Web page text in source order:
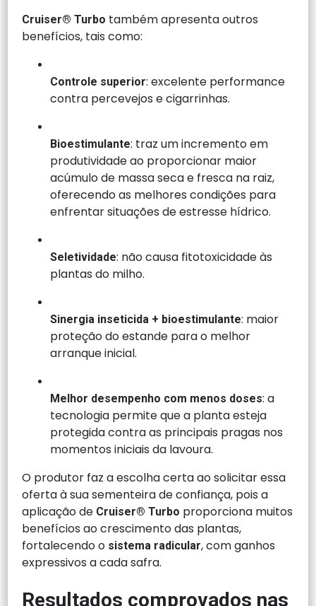
Cruiser® Turbo também apresenta outros
benefícios, tais como:
Controle superior: excelente performance
contra percevejos e cigarrinhas.
Bioestimulante: traz um incremento em
produtividade ao proporcionar maior
acúmulo de massa seca e fresca na raiz,
oferecendo as melhores condições para
enfrentar situações de estresse hídrico.
Seletividade: não causa fitotoxicidade às
plantas do milho.
Sinergia inseticida + bioestimulante: maior
proteção do estande para o melhor
arranque inicial.
Melhor desempenho com menos doses: a
tecnologia permite que a planta esteja
protegida contra as principais pragas nos
momentos iniciais da lavoura.
O produtor faz a escolha certa ao solicitar essa
oferta à sua sementeira de confiança, pois a
aplicação de Cruiser® Turbo proporciona muitos
benefícios ao crescimento das plantas,
fortalecendo o sistema radicular, com ganhos
expressivos a cada safra.
Resultados comprovados nas